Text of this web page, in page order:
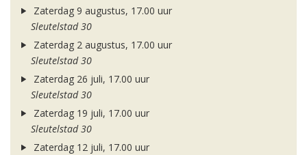
Zaterdag 9 augustus, 17.00 uur
Sleutelstad 30
Zaterdag 2 augustus, 17.00 uur
Sleutelstad 30
Zaterdag 26 juli, 17.00 uur
Sleutelstad 30
Zaterdag 19 juli, 17.00 uur
Sleutelstad 30
Zaterdag 12 juli, 17.00 uur